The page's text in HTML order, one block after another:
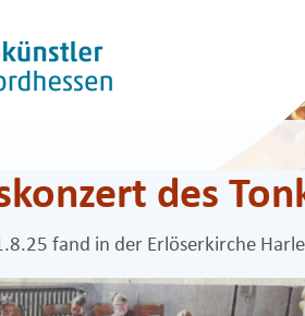
des
fand in der Erlöserkirche